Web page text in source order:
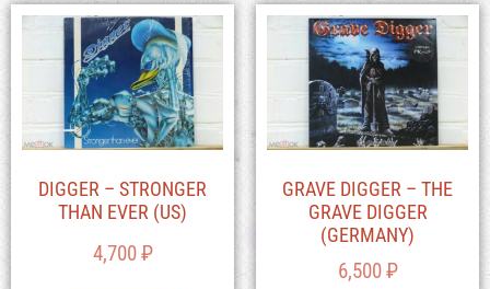
DIGGER – STRONGER
THAN EVER (US)
4,700₽
GRAVE DIGGER – THE
GRAVE DIGGER
(GERMANY)
6,500₽